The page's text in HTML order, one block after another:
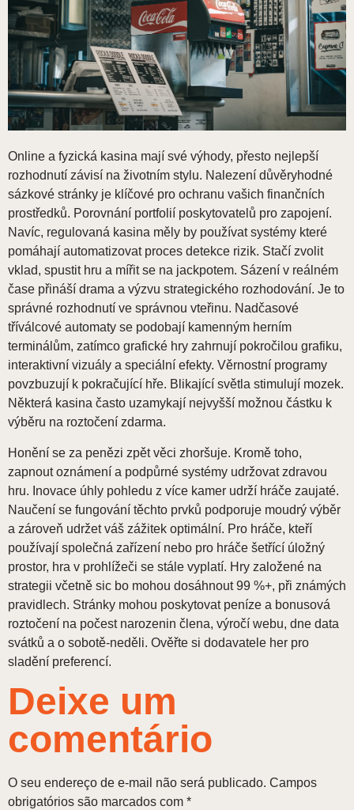
Online a fyzická kasina mají své výhody, přesto nejlepší
rozhodnutí závisí na životním stylu. Nalezení důvěryhodné
sázkové stránky je klíčové pro ochranu vašich finančních
prostředků. Porovnání portfolií poskytovatelů pro zapojení.
Navíc, regulovaná kasina měly by používat systémy které
pomáhají automatizovat proces detekce rizik. Stačí zvolit
vklad, spustit hru a mířit se na jackpotem. Sázení v reálném
čase přináší drama a výzvu strategického rozhodování. Je to
správné rozhodnutí ve správnou vteřinu. Nadčasové
tříválcové automaty se podobají kamenným herním
terminálům, zatímco grafické hry zahrnují pokročilou grafiku,
interaktivní vizuály a speciální efekty. Věrnostní programy
povzbuzují k pokračující hře. Blikající světla stimulují mozek.
Některá kasina často uzamykají nejvyšší možnou částku k
výběru na roztočení zdarma.
Honění se za penězi zpět věci zhoršuje. Kromě toho,
zapnout oznámení a podpůrné systémy udržovat zdravou
hru. Inovace úhly pohledu z více kamer udrží hráče zaujaté.
Naučení se fungování těchto prvků podporuje moudrý výběr
a zároveň udržet váš zážitek optimální. Pro hráče, kteří
používají společná zařízení nebo pro hráče šetřící úložný
prostor, hra v prohlížeči se stále vyplatí. Hry založené na
strategii včetně sic bo mohou dosáhnout 99 %+, při známých
pravidlech. Stránky mohou poskytovat peníze a bonusová
roztočení na počest narozenin člena, výročí webu, dne data
svátků a o sobotě-neděli. Ověřte si dodavatele her pro
sladění preferencí.
Deixe um
comentário
O seu endereço de e-mail não será publicado. Campos
obrigatórios são marcados com *